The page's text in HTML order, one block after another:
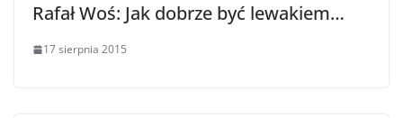
Rafał Woś: Jak dobrze być lewakiem…
17 sierpnia 2015